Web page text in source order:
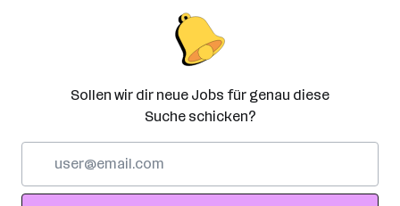
Sollen wir dir neue Jobs für genau diese
Suche schicken?
Adresse